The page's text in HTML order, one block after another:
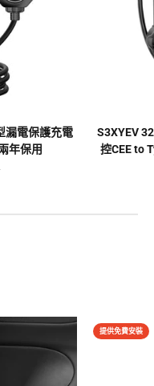
漏電保護充電
年保用
S3XYEV
控CEE to
提供免費安裝